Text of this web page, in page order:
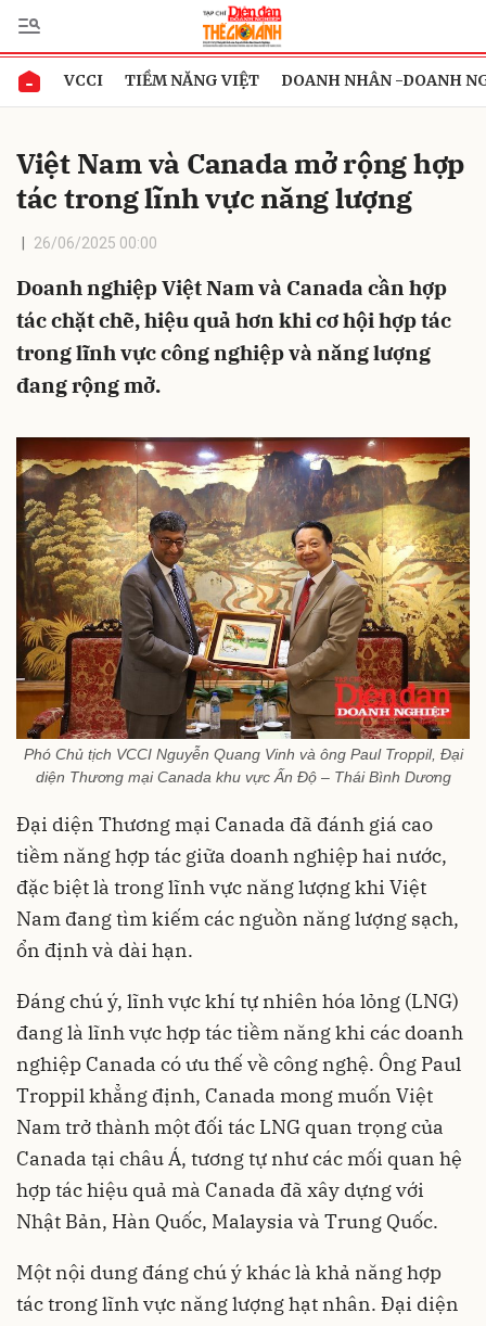
VCCI TIỀM NĂNG VIỆT DOANH NHÂN -DOANH
Việt Nam và Canada mở rộng hợp
tác trong lĩnh vực năng lượng
26/06/2025 00:00
Doanh nghiệp Việt Nam và Canada cần hợp
tác chặt chẽ, hiệu quả hơn khi cơ hội hợp tác
trong lĩnh vực công nghiệp và năng lượng
đang rộng mở.
Phó Chủ tịch VCCI Nguyễn Quang Vinh và ông Paul Troppil, Đại
diện Thương mại Canada khu vực Ấn Độ – Thái Bình Dương
Đại diện Thương mại Canada đã đánh giá cao
tiềm năng hợp tác giữa doanh nghiệp hai nước,
đặc biệt là trong lĩnh vực năng lượng khi Việt
Nam đang tìm kiếm các nguồn năng lượng sạch,
ổn định và dài hạn.
Đáng chú ý, lĩnh vực khí tự nhiên hóa lỏng (LNG)
đang là lĩnh vực hợp tác tiềm năng khi các doanh
nghiệp Canada có ưu thế về công nghệ. Ông Paul
Troppil khẳng định, Canada mong muốn Việt
Nam trở thành một đối tác LNG quan trọng của
Canada tại châu Á, tương tự như các mối quan hệ
hợp tác hiệu quả mà Canada đã xây dựng với
Nhật Bản, Hàn Quốc, Malaysia và Trung Quốc.
Một nội dung đáng chú ý khác là khả năng hợp
tác trong lĩnh vực năng lượng hạt nhân. Đại diện
Gửi bình luận
Hủy Gửi